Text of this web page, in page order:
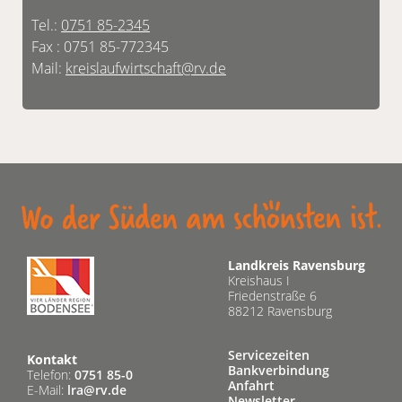
Tel.: 0751 85-2345
Fax : 0751 85-772345
Mail: kreislaufwirtschaft@rv.de
Landkreis Ravensburg
Kreishaus I
Friedenstraße 6
88212 Ravensburg
Kontakt
Telefon: 0751 85-0
E-Mail: lra@rv.de
Servicezeiten
Bankverbindung
Anfahrt